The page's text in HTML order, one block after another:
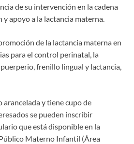
de su intervención en la cadena
apoyo a la lactancia materna.
de la lactancia materna en
para el control perinatal, la
frenillo lingual y lactancia,
arancelada y tiene cupo de
se pueden inscribir
que está disponible en la
Materno Infantil (Área